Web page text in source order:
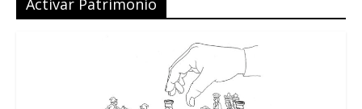
Activar Patrimonio